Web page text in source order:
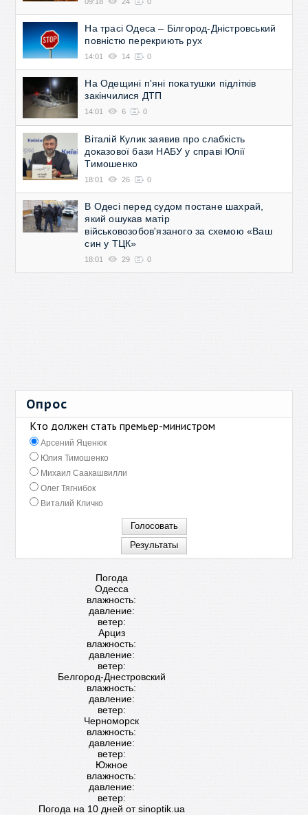
На трасі Одеса – Білгород-Дністровський
повністю перекриють рух
14:01 14 0
На Одещині п'яні покатушки підлітків
закінчилися ДТП
14:01 6 0
Віталій Кулик заявив про слабкість
доказової бази НАБУ у справі Юлії
Тимошенко
18:01 26 0
В Одесі перед судом постане шахрай,
який ошукав матір
військовозобов'язаного за схемою «Ваш
син у ТЦК»
18:01 29 0
Опрос
Кто должен стать премьер-министром
Арсений Яценюк
Юлия Тимошенко
Михаил Саакашвилли
Олег Тягнибок
Виталий Кличко
Погода
Одесса
влажность:
давление:
ветер:
Арциз
влажность:
давление:
ветер:
Белгород-Днестровский
влажность:
давление:
ветер:
Черноморск
влажность:
давление:
ветер:
Южное
влажность:
давление:
ветер:
Погода на 10 дней отsinoptik.ua